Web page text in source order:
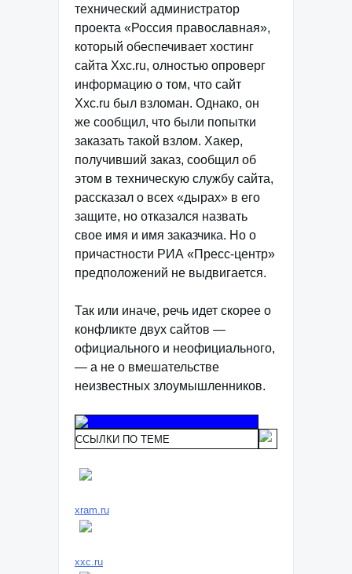
технический администратор
проекта «Россия православная»,
который обеспечивает хостинг
сайта Xxc.ru, олностью опроверг
информацию о том, что сайт
Xxc.ru был взломан. Однако, он
же сообщил, что были попытки
заказать такой взлом. Хакер,
получивший заказ, сообщил об
этом в техническую службу сайта,
рассказал о всех «дырах» в его
защите, но отказался назвать
свое имя и имя заказчика. Но о
причастности РИА «Пресс-центр»
предположений не выдвигается.
Так или иначе, речь идет скорее о
конфликте двух сайтов —
официального и неофициального,
— а не о вмешательстве
неизвестных злоумышленников.
ССЫЛКИ ПО ТЕМЕ
xram.ru
xxc.ru